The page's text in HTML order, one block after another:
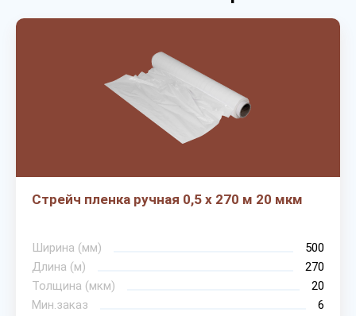
Стрейч пленка ручная 0,5 х 270 м 20 мкм
Ширина (мм)
500
Длина (м)
270
Толщина (мкм)
20
Мин.заказ
6